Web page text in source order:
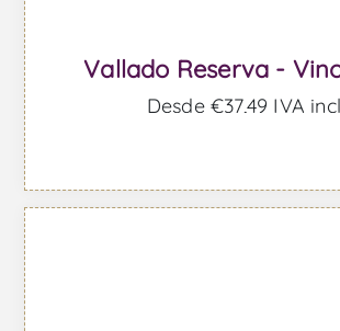
Vallado Reserva -
Desde €37,49 IVA